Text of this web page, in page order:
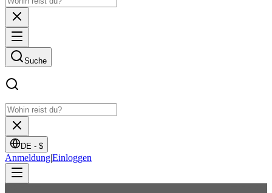
Suche
DE - $
Anmeldung|Einloggen